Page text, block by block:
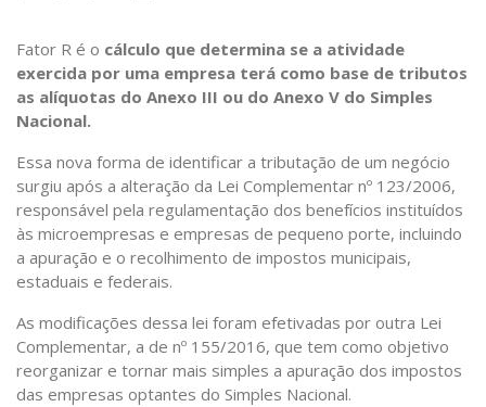
Fator R é o cálculo que determina se a atividade
exercida por uma empresa terá como base de tributos
as alíquotas do Anexo III ou do Anexo V do Simples
Nacional.
Essa nova forma de identificar a tributação de um negócio
surgiu após a alteração da Lei Complementar nº 123/2006,
responsável pela regulamentação dos benefícios instituídos
às microempresas e empresas de pequeno porte, incluindo
a apuração e o recolhimento de impostos municipais,
estaduais e federais.
As modificações dessa lei foram efetivadas por outra Lei
Complementar, a de nº 155/2016, que tem como objetivo
reorganizar e tornar mais simples a apuração dos impostos
das empresas optantes do Simples Nacional.